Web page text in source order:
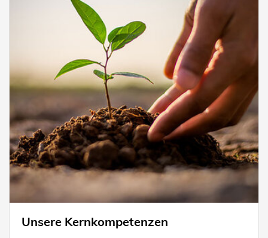
Unsere Kernkompetenzen